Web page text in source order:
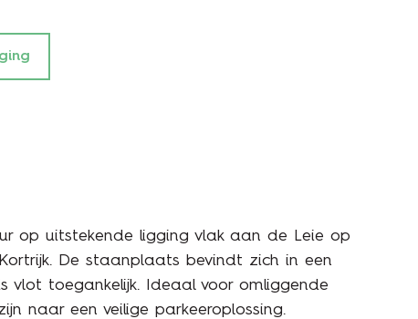
op uitstekende ligging vlak aan de Leie op
De staanplaats bevindt zich in een
vlot toegankelijk. Ideaal voor omliggende
naar een veilige parkeeroplossing.